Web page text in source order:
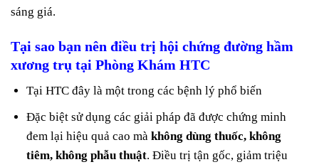
sáng giá.
Tại sao bạn nên điều trị hội chứng đường hầm
xương trụ tại Phòng Khám HTC
Tại HTC đây là một trong các bệnh lý phổ biến
Đặc biệt sử dụng các giải pháp đã được chứng minh
đem lại hiệu quả cao màkhông dùng thuốc, không
tiêm, không phẫu thuật. Điều trị tận gốc, giảm triệu